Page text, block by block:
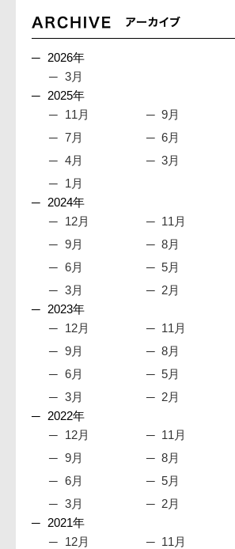
2026年
3月
2025年
11月
9月
7月
6月
4月
3月
1月
2024年
12月
11月
9月
8月
6月
5月
3月
2月
2023年
12月
11月
9月
8月
6月
5月
3月
2月
2022年
12月
11月
9月
8月
6月
5月
3月
2月
2021年
12月
11月